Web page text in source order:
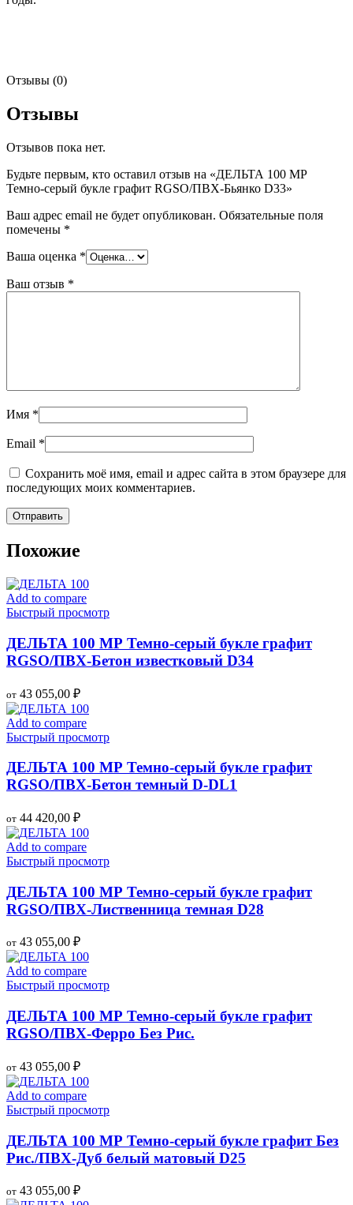
Отзывы (0)
Отзывы
Отзывов пока нет.
Будьте первым, кто оставил отзыв на «ДЕЛЬТА 100 МР
Темно-серый букле графит RGSO/ПВХ-Бьянко D33»
Ваш адрес email не будет опубликован. Обязательные поля
помечены *
Ваша оценка *
Ваш отзыв *
Имя *
Email *
Сохранить моё имя, email и адрес сайта в этом браузере для
последующих моих комментариев.
Похожие
Add to compare
Быстрый просмотр
ДЕЛЬТА 100 МР Темно-серый букле графит
RGSO/ПВХ-Бетон известковый D34
от 43 055,00 ₽
Add to compare
Быстрый просмотр
ДЕЛЬТА 100 МР Темно-серый букле графит
RGSO/ПВХ-Бетон темный D-DL1
от 44 420,00 ₽
Add to compare
Быстрый просмотр
ДЕЛЬТА 100 МР Темно-серый букле графит
RGSO/ПВХ-Лиственница темная D28
от 43 055,00 ₽
Add to compare
Быстрый просмотр
ДЕЛЬТА 100 МР Темно-серый букле графит
RGSO/ПВХ-Ферро Без Рис.
от 43 055,00 ₽
Add to compare
Быстрый просмотр
ДЕЛЬТА 100 МР Темно-серый букле графит Без
Рис./ПВХ-Дуб белый матовый D25
от 43 055,00 ₽